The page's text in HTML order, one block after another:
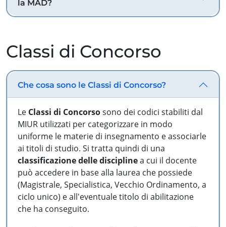
la MAD?
Classi di Concorso
Che cosa sono le Classi di Concorso?
Le Classi di Concorsosono dei codici stabiliti dal
MIUR utilizzati per categorizzare in modo
uniforme le materie di insegnamento e associarle
ai titoli di studio. Si tratta quindi di una
classificazione delle disciplinea cui il docente
può accedere in base alla laurea che possiede
(Magistrale, Specialistica, Vecchio Ordinamento, a
ciclo unico) e all'eventuale titolo di abilitazione
che ha conseguito.